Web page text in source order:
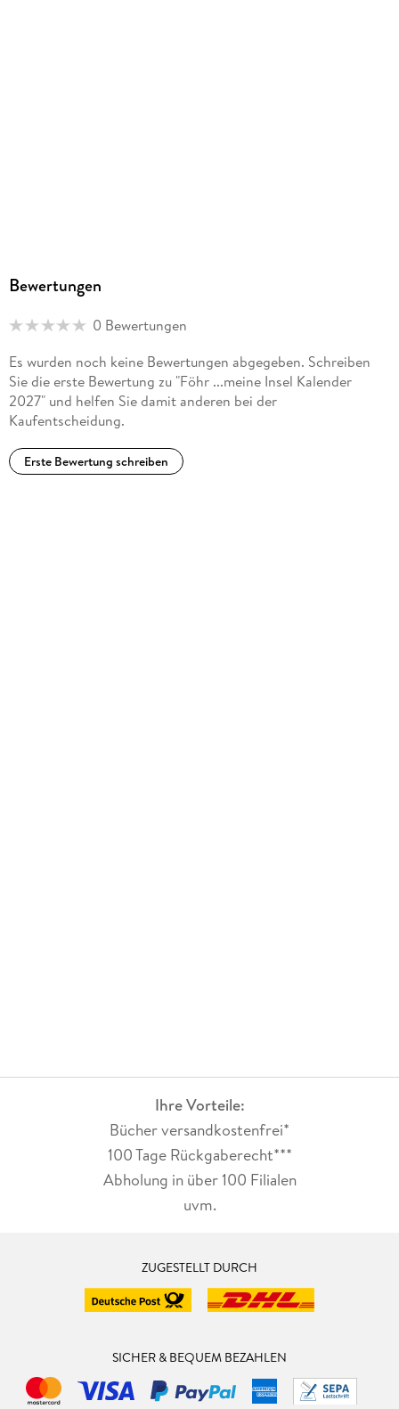
Bewertungen
0 Bewertungen
Es wurden noch keine Bewertungen abgegeben. Schreiben
Sie die erste Bewertung zu "Föhr ...meine Insel Kalender
2027" und helfen Sie damit anderen bei der
Kaufentscheidung.
Erste Bewertung schreiben
Ihre Vorteile:
Bücher versandkostenfrei*
100 Tage Rückgaberecht***
Abholung in über 100 Filialen
uvm.
ZUGESTELLT DURCH
SICHER & BEQUEM BEZAHLEN